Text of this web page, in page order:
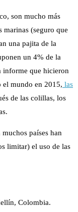
son mucho más
marinas (seguro que
una pajita de la
un 4% de la
informe que hicieron
el mundo en 2015, las
de las colillas, los
países han
limitar) el uso de las
Colombia.